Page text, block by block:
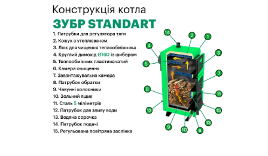
Особливості конструкції:
• Класична конструкція з трьома
фронтальними дверцятами:
Верхні – для чищення теплообмінника.
Середні – для завантаження палива,
дверцята нахилені для зручності й
запобігання задимленню.
Нижні – доступ до зольної камери та
піддувальце з вушком для регулятора
тяги.